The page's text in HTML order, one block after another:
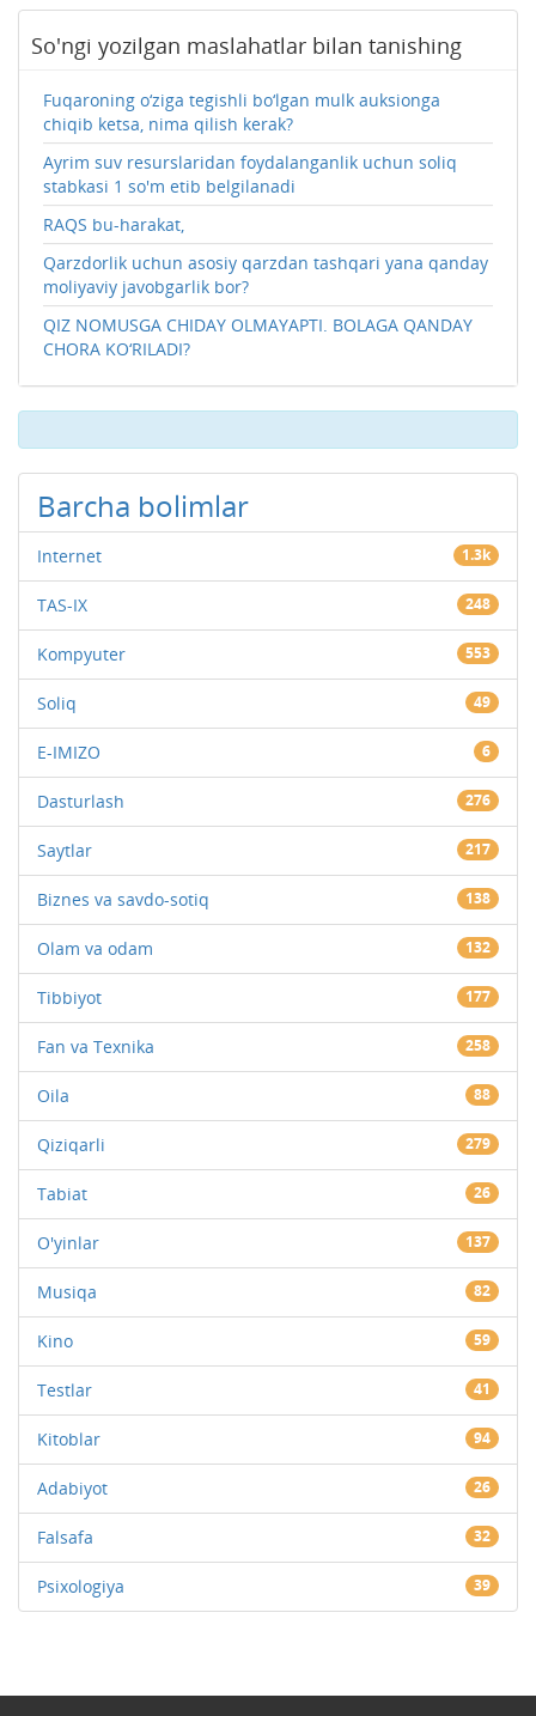
So'ngi yozilgan maslahatlar bilan tanishing
Fuqaroning o‘ziga tegishli bo‘lgan mulk auksionga
chiqib ketsa, nima qilish kerak?
Ayrim suv resurslaridan foydalanganlik uchun soliq
stabkasi 1 so'm etib belgilanadi
RAQS bu-harakat,
Qarzdorlik uchun asosiy qarzdan tashqari yana qanday
moliyaviy javobgarlik bor?
QIZ NOMUSGA CHIDAY OLMAYAPTI. BOLAGA QANDAY
CHORA KO‘RILADI?
Barcha bolimlar
Internet 1.3k
TAS-IX 248
Kompyuter 553
Soliq 49
E-IMIZO 6
Dasturlash 276
Saytlar 217
Biznes va savdo-sotiq 138
Olam va odam 132
Tibbiyot 177
Fan va Texnika 258
Oila 88
Qiziqarli 279
Tabiat 26
O'yinlar 137
Musiqa 82
Kino 59
Testlar 41
Kitoblar 94
Adabiyot 26
Falsafa 32
Psixologiya 39